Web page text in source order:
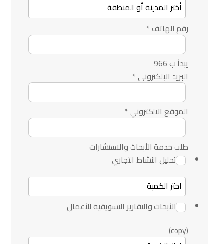
رقم الهاتف*
يبدأ ب 966
البريد الإلكتروني*
الموقع الالكتروني*
طلب خدمة الأبحاث والاستشارات
تحليل النشاط التجاري
الأبحاث والتقارير التسويقية للأعمال
(copy)